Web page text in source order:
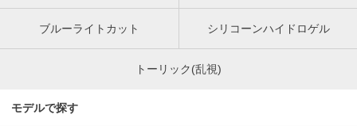
ブルーライトカット シリコーンハイドロゲル
トーリック(乱視)
モデルで探す